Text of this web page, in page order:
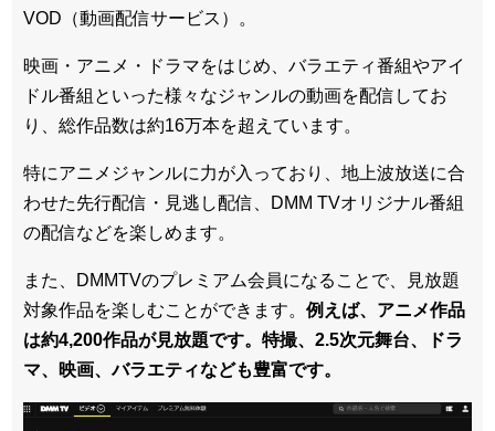
VOD（動画配信サービス）。
映画・アニメ・ドラマをはじめ、バラエティ番組やアイ
ドル番組といった様々なジャンルの動画を配信してお
り、総作品数は約16万本を超えています。
特にアニメジャンルに力が入っており、地上波放送に合
わせた先行配信・見逃し配信、DMM TVオリジナル番組
の配信などを楽しめます。
また、DMMTVのプレミアム会員になることで、見放題
対象作品を楽しむことができます。 例えば、アニメ作品
は約4,200作品が見放題です。特撮、2.5次元舞台、ドラ
マ、映画、バラエティなども豊富です。